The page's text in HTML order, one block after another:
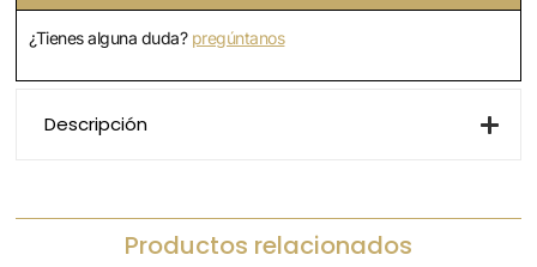
¿Tienes alguna duda? pregúntanos
Descripción
Productos relacionados